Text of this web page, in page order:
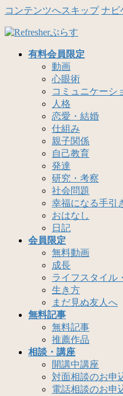
コンテンツへスキップ ナビ
有料会員限定
動画
心眼術
コミュニケーシ
人格
恋愛・結婚
仕組み
親子関係
自己教育
発達
研究・考察
社会問題
幸福になる手引
おはなし
日記
会員限定
無料動画
成長
ライフスタイル
生き方
まだ見ぬ友人へ
無料記事
無料記事
推薦作品
相談・講座
開講中講座
対面相談のお申
電話相談のお申